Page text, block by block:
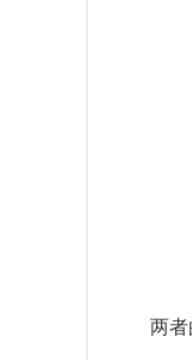
两者